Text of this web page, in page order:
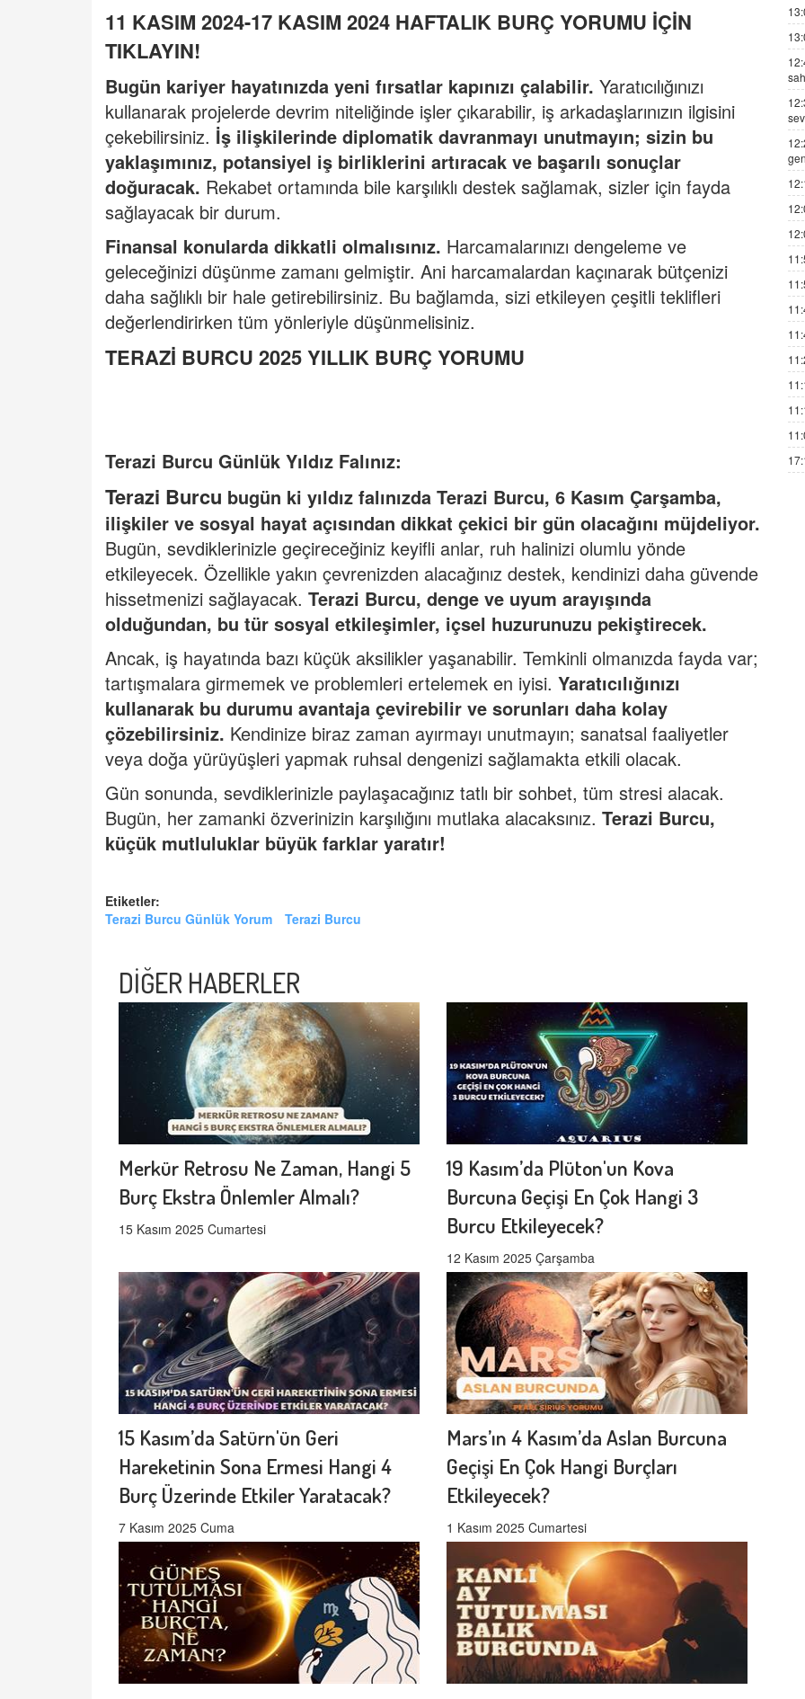
11 KASIM 2024-17 KASIM 2024 HAFTALIK BURÇ YORUMU İÇİN
TIKLAYIN!
Bugün kariyer hayatınızda yeni fırsatlar kapınızı çalabilir. Yaratıcılığınızı
kullanarak projelerde devrim niteliğinde işler çıkarabilir, iş arkadaşlarınızın ilgisini
çekebilirsiniz. İş ilişkilerinde diplomatik davranmayı unutmayın; sizin bu
yaklaşımınız, potansiyel iş birliklerini artıracak ve başarılı sonuçlar
doğuracak. Rekabet ortamında bile karşılıklı destek sağlamak, sizler için fayda
sağlayacak bir durum.
Finansal konularda dikkatli olmalısınız. Harcamalarınızı dengeleme ve
geleceğinizi düşünme zamanı gelmiştir. Ani harcamalardan kaçınarak bütçenizi
daha sağlıklı bir hale getirebilirsiniz. Bu bağlamda, sizi etkileyen çeşitli teklifleri
değerlendirirken tüm yönleriyle düşünmelisiniz.
TERAZİ BURCU 2025 YILLIK BURÇ YORUMU
Terazi Burcu Günlük Yıldız Falınız:
Terazi Burcu bugün ki yıldız falınızda Terazi Burcu, 6 Kasım Çarşamba,
ilişkiler ve sosyal hayat açısından dikkat çekici bir gün olacağını müjdeliyor.
Bugün, sevdiklerinizle geçireceğiniz keyifli anlar, ruh halinizi olumlu yönde
etkileyecek. Özellikle yakın çevrenizden alacağınız destek, kendinizi daha güvende
hissetmenizi sağlayacak. Terazi Burcu, denge ve uyum arayışında
olduğundan, bu tür sosyal etkileşimler, içsel huzurunuzu pekiştirecek.
Ancak, iş hayatında bazı küçük aksilikler yaşanabilir. Temkinli olmanızda fayda var;
tartışmalara girmemek ve problemleri ertelemek en iyisi. Yaratıcılığınızı
kullanarak bu durumu avantaja çevirebilir ve sorunları daha kolay
çözebilirsiniz. Kendinize biraz zaman ayırmayı unutmayın; sanatsal faaliyetler
veya doğa yürüyüşleri yapmak ruhsal dengenizi sağlamakta etkili olacak.
Gün sonunda, sevdiklerinizle paylaşacağınız tatlı bir sohbet, tüm stresi alacak.
Bugün, her zamanki özverinizin karşılığını mutlaka alacaksınız. Terazi Burcu,
küçük mutluluklar büyük farklar yaratır!
Etiketler:
Terazi Burcu Günlük Yorum
Terazi Burcu
DİĞER HABERLER
Merkür Retrosu Ne Zaman, Hangi 5
Burç Ekstra Önlemler Almalı?
15 Kasım 2025 Cumartesi
19 Kasım’da Plüton'un Kova
Burcuna Geçişi En Çok Hangi 3
Burcu Etkileyecek?
12 Kasım 2025 Çarşamba
15 Kasım’da Satürn'ün Geri
Hareketinin Sona Ermesi Hangi 4
Burç Üzerinde Etkiler Yaratacak?
7 Kasım 2025 Cuma
Mars’ın 4 Kasım’da Aslan Burcuna
Geçişi En Çok Hangi Burçları
Etkileyecek?
1 Kasım 2025 Cumartesi